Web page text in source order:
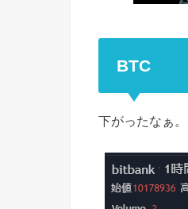
BTC
下がったなぁ